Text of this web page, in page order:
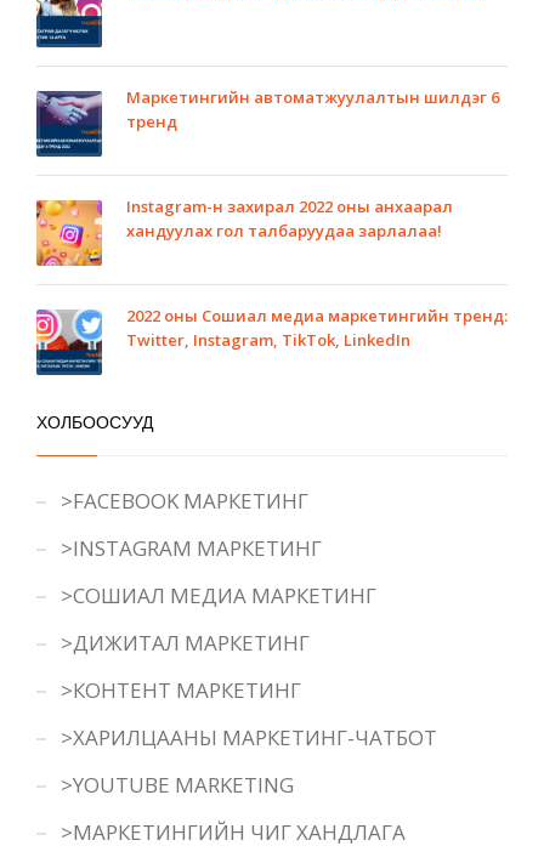
Маркетингийн автоматжуулалтын шилдэг 6
тренд
Instagram-н захирал 2022 оны анхаарал
хандуулах гол талбаруудаа зарлалаа!
2022 оны Сошиал медиа маркетингийн тренд:
Twitter, Instagram, TikTok, LinkedIn
ХОЛБООСУУД
>FACEBOOK МАРКЕТИНГ
>INSTAGRAM МАРКЕТИНГ
>СОШИАЛ МЕДИА МАРКЕТИНГ
>ДИЖИТАЛ МАРКЕТИНГ
>КОНТЕНТ МАРКЕТИНГ
>ХАРИЛЦААНЫ МАРКЕТИНГ-ЧАТБОТ
>YOUTUBE MARKETING
>МАРКЕТИНГИЙН ЧИГ ХАНДЛАГА